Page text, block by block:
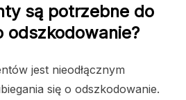
są potrzebne do
odszkodowanie?
jest nieodłącznym
się o odszkodowanie.